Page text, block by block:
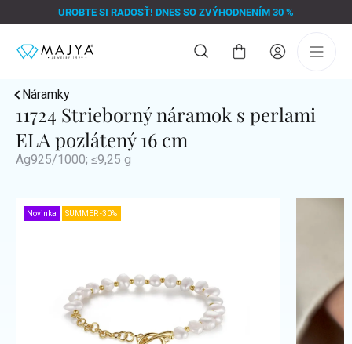
na
UROBTE SI RADOSŤ! DNES SO ZVÝHODNENÍM 30 %
Nákupný
Náramky
11724 Strieborný náramok s perlami
ELA pozlátený 16 cm
Ag925/1000; ≤9,25 g
Novinka SUMMER -30%